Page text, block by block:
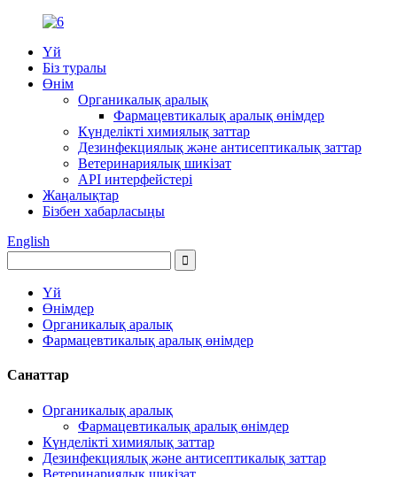
Үй
Біз туралы
Өнім
Органикалық аралық
Фармацевтикалық аралық өнімдер
Күнделікті химиялық заттар
Дезинфекциялық және антисептикалық заттар
Ветеринариялық шикізат
API интерфейстері
Жаңалықтар
Бізбен хабарласыңы
English
Үй
Өнімдер
Органикалық аралық
Фармацевтикалық аралық өнімдер
Санаттар
Органикалық аралық
Фармацевтикалық аралық өнімдер
Күнделікті химиялық заттар
Дезинфекциялық және антисептикалық заттар
Ветеринариялық шикізат